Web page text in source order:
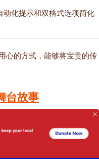
动化提示和双格式选项简化
心的方式，能够将宝贵的传
台故事